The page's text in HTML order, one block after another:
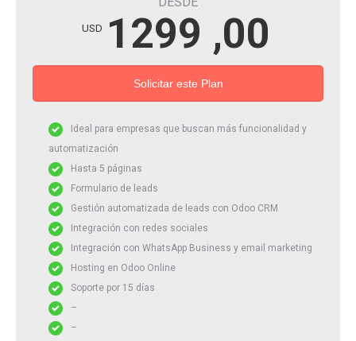
USD 1299 ,00
Solicitar este Plan
Ideal para empresas que buscan más funcionalidad y
automatización
Hasta 5 páginas
Formulario de leads
Gestión automatizada de leads con Odoo CRM
Integración con redes sociales
Integración con WhatsApp Business y email marketing
Hosting en Odoo Online
Soporte por 15 días
–
–